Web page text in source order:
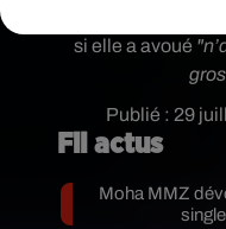
Publié : 29
si elle a avoué
Fil actus
Moha MMZ